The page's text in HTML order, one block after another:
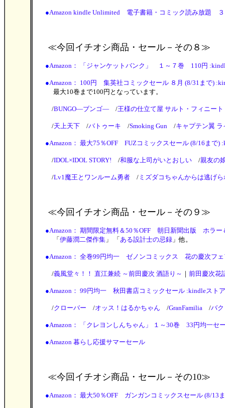
●Amazon kindle Unlimited 電子書籍・コミック読み放題
≪今回イチオシ商品・セール －その８≫
●Amazon： 「ジャンケットバンク」 １～７巻 110円
●Amazon： 100円 集英社コミックセール ８月 (8/31まで)
最大10巻まで100円となっています。
/BUNGO―ブンゴ― /王様の仕立て屋 サルト・フィニート
/天上天下 /バトゥーキ /Smoking Gun /キャプテン翼
●Amazon： 最大75％OFF FUZコミックスセール (8/16まで)
/IDOL×IDOL STORY! /和服な上司がいとおしい /親友の
/Lv1魔王とワンルーム勇者 / ミズダコちゃんからは逃げ
≪今回イチオシ商品・セール －その９≫
●Amazon： 期間限定無料＆50％OFF 朝日新聞出版 ホラー
「 伊藤潤二傑作集 」 「 ある設計士の忌録 」他。
●Amazon： 全巻99円均一 ゼノンコミックス 花の慶次フェ
/義風堂々！！ 直江兼続 ～前田慶次 酒語り～ ｜ 前田慶次花
●Amazon： 99円均一 秋田書店コミックセール :kindleストア
/クローバー /オッス！はるかちゃん /GranFamilia /バ
●Amazon： 「クレヨンしんちゃん」 １～30巻 33円均一セ
●Amazon 暮らし応援サマーセール
≪今回イチオシ商品・セール －その10≫
●Amazon： 最大50％OFF ガンガンコミックスセール (8/13